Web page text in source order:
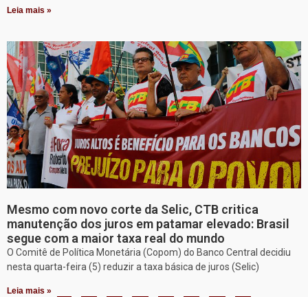
Leia mais »
Mesmo com novo corte da Selic, CTB critica
manutenção dos juros em patamar elevado: Brasil
segue com a maior taxa real do mundo
O Comitê de Política Monetária (Copom) do Banco Central decidiu
nesta quarta-feira (5) reduzir a taxa básica de juros (Selic)
Leia mais »